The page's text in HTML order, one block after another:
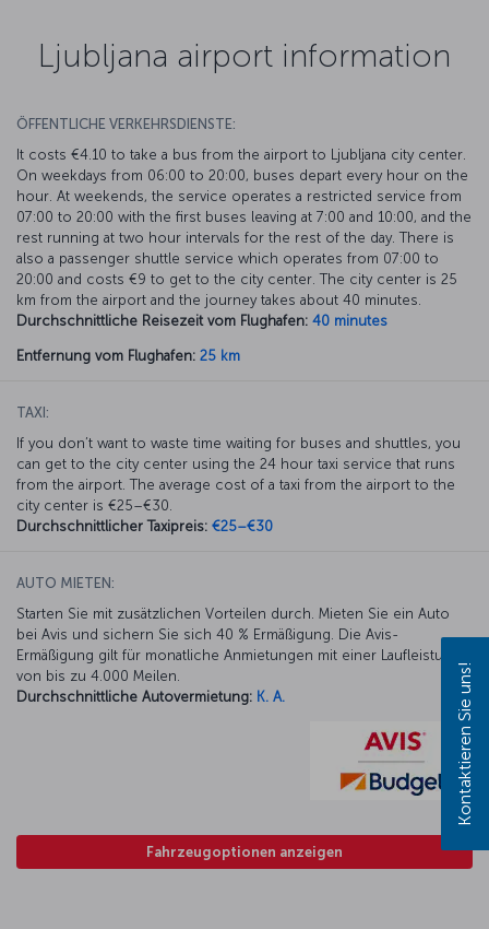
Ljubljana airport information
ÖFFENTLICHE VERKEHRSDIENSTE:
It costs €4.10 to take a bus from the airport to Ljubljana city center.
On weekdays from 06:00 to 20:00, buses depart every hour on the
hour. At weekends, the service operates a restricted service from
07:00 to 20:00 with the first buses leaving at 7:00 and 10:00, and the
rest running at two hour intervals for the rest of the day. There is
also a passenger shuttle service which operates from 07:00 to
20:00 and costs €9 to get to the city center. The city center is 25
km from the airport and the journey takes about 40 minutes.
Durchschnittliche Reisezeit vom Flughafen: 40 minutes
Entfernung vom Flughafen: 25 km
TAXI:
If you don’t want to waste time waiting for buses and shuttles, you
can get to the city center using the 24 hour taxi service that runs
from the airport. The average cost of a taxi from the airport to the
city center is €25–€30.
Durchschnittlicher Taxipreis: €25–€30
AUTO MIETEN:
Starten Sie mit zusätzlichen Vorteilen durch. Mieten Sie ein Auto
bei Avis und sichern Sie sich 40 % Ermäßigung. Die Avis-
Ermäßigung gilt für monatliche Anmietungen mit einer Laufleistung
von bis zu 4.000 Meilen.
Durchschnittliche Autovermietung: K. A.
Fahrzeugoptionen anzeigen
Kontaktieren Sie uns!